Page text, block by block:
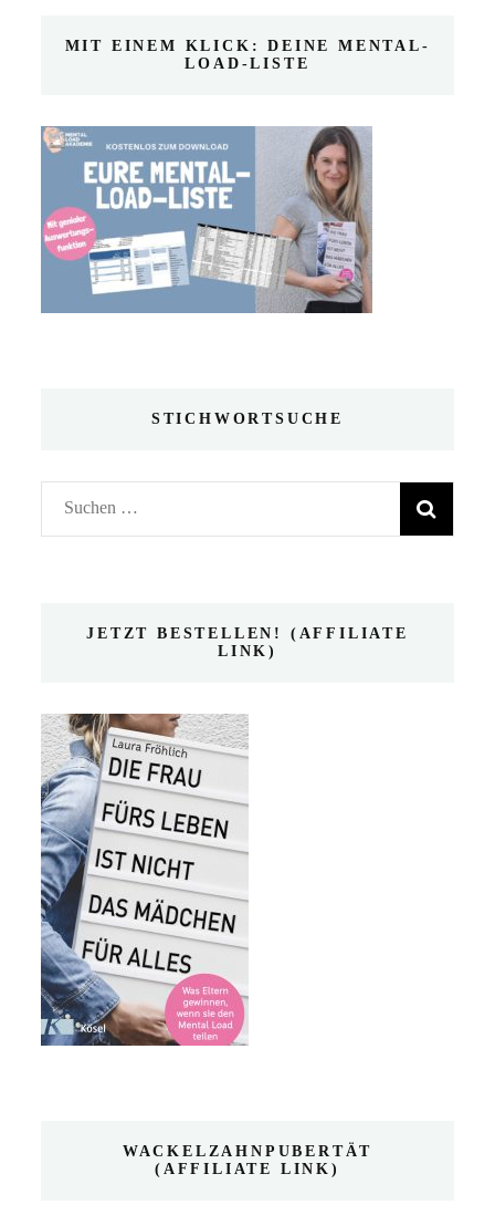
MIT EINEM KLICK: DEINE MENTAL-
LOAD-LISTE
STICHWORTSUCHE
Suchen
nach:
JETZT BESTELLEN! (AFFILIATE
LINK)
WACKELZAHNPUBERTÄT
(AFFILIATE LINK)